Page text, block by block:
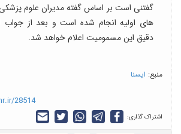
گفتنی است بر اساس گفته مدیران علوم پزشکی
های اولیه انجام شده است و بعد از جواب
دقیق این مسمومیت اعلام خواهد شد.
منبع: ایسنا
28514
اشتراک گذاری: